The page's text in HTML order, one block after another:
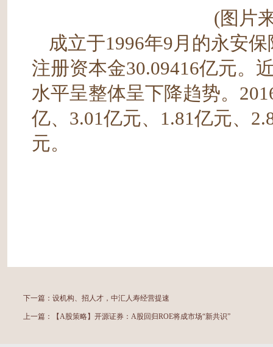
(图片
成立于1996年9月的永安
注册资本金30.09416亿元。
水平呈整体呈下降趋势。
亿、3.01亿元、1.81亿元、
元。
下一篇： 设机构、招人才，中汇人寿经营提速
上一篇： 【A股策略】开源证券：A股回归ROE将成市场“新共识”